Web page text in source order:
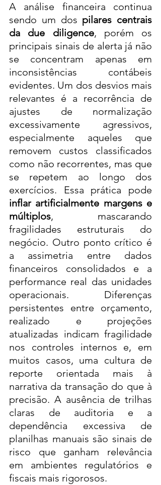
A análise financeira continua
sendo um dos pilares centrais
da due diligence, porém os
principais sinais de alerta já não
se concentram apenas em
inconsistências contábeis
evidentes. Um dos desvios mais
relevantes é a recorrência de
ajustes de normalização
excessivamente agressivos,
especialmente aqueles que
removem custos classificados
como não recorrentes, mas que
se repetem ao longo dos
inflar artificialmente margens e
múltiplos, mascarando
fragilidades estruturais do
negócio. Outro ponto crítico é
a assimetria entre dados
financeiros consolidados e a
performance real das unidades
operacionais. Diferenças
persistentes entre orçamento,
realizado e projeções
atualizadas indicam fragilidade
nos controles internos e, em
muitos casos, uma cultura de
reporte orientada mais à
narrativa da transação do que à
precisão. A ausência de trilhas
claras de auditoria e a
dependência excessiva de
planilhas manuais são sinais de
risco que ganham relevância
em ambientes regulatórios e
fiscais mais rigorosos.